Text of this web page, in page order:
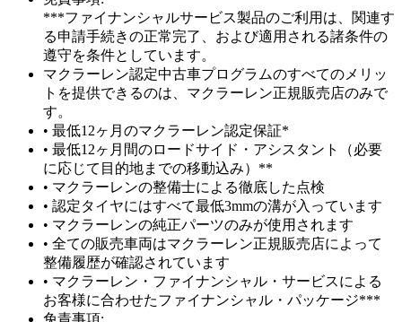
***ファイナンシャルサービス製品のご利用は、関連す
る申請手続きの正常完了、および適用される諸条件の
遵守を条件としています。
マクラーレン認定中古車プログラムのすべてのメリッ
トを提供できるのは、マクラーレン正規販売店のみで
す。
• 最低12ヶ月のマクラーレン認定保証*
• 最低12ヶ月間のロードサイド・アシスタント（必要
に応じて目的地までの移動込み）**
• マクラーレンの整備士による徹底した点検
• 認定タイヤにはすべて最低3mmの溝が入っています
• マクラーレンの純正パーツのみが使用されます
• 全ての販売車両はマクラーレン正規販売店によって
整備履歴が確認されています
• マクラーレン・ファイナンシャル・サービスによる
お客様に合わせたファイナンシャル・パッケージ***
免責事項: